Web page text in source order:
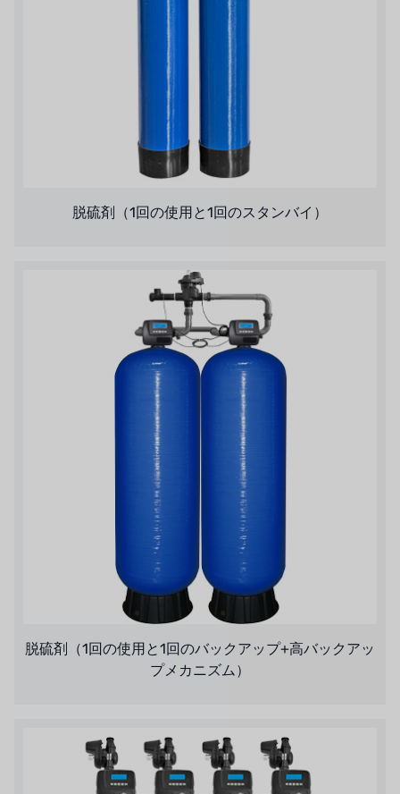
脱硫剤（1回の使用と1回のスタンバイ）
脱硫剤（1回の使用と1回のバックアップ+高バックアッ
プメカニズム）